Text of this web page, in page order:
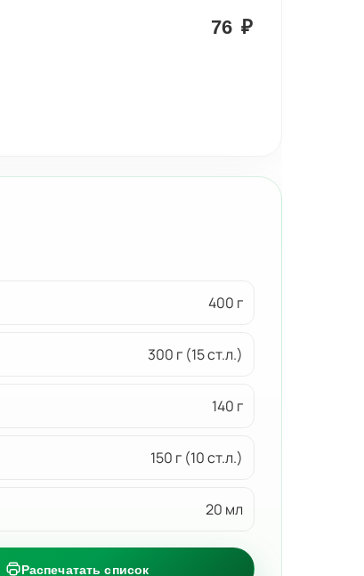
76 ₽
400 г
300 г (15 ст.л.)
140 г
150 г (10 ст.л.)
20 мл
Распечатать список